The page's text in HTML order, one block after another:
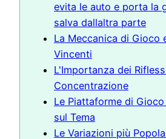
evita le auto e porta la
salva dallaltra parte
La Meccanica di Gioco
Vincenti
L'Importanza dei
Concentrazione
Le Piattaforme di
sul Tema
Le Variazioni più